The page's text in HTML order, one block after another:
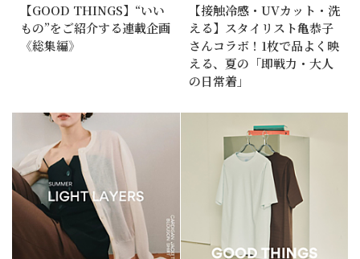
【GOOD THINGS】“いい
もの”をご紹介する連載企画
《総集編》
【接触冷感・UVカット・洗
える】スタイリスト亀恭子
さんコラボ！1枚で品よく映
える、夏の「即戦力・大人
の日常着」